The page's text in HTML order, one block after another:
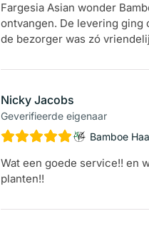
Fargesia Asian wonder
ontvangen. De levering ging
de bezorger was zó
Nicky Jacobs
Geverifieerde eigenaar
Bamboe
Wat een goede service!! en
planten!!